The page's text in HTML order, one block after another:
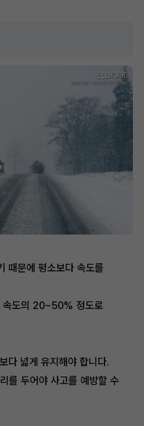
때문에 평소보다 속도를
속도의 20~50% 정도로
다 넓게 유지해야 합니다.
를 두어야 사고를 예방할 수